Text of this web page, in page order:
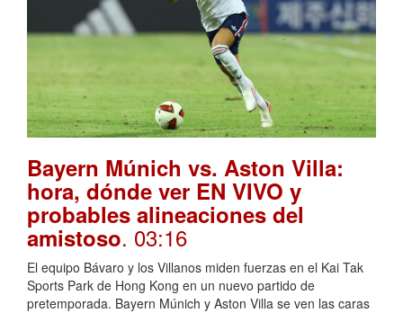
Bayern Múnich vs. Aston Villa:
hora, dónde ver EN VIVO y
probables alineaciones del
amistoso. 03:16
El equipo Bávaro y los Villanos miden fuerzas en el Kai Tak
Sports Park de Hong Kong en un nuevo partido de
pretemporada. Bayern Múnich y Aston Villa se ven las caras